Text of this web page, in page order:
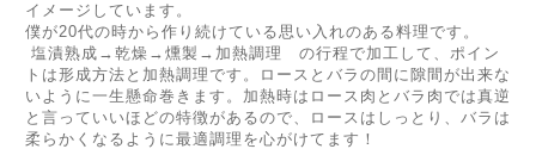
イメージしています。
僕が20代の時から作り続けている思い入れのある料理です。
塩漬熟成→乾燥→燻製→加熱調理 の行程で加工して、ポイン
トは形成方法と加熱調理です。ロースとバラの間に隙間が出来な
いように一生懸命巻きます。加熱時はロース肉とバラ肉では真逆
と言っていいほどの特徴があるので、ロースはしっとり、バラは
柔らかくなるように最適調理を心がけてます！